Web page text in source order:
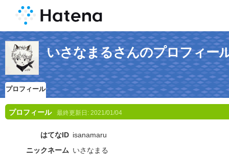
いさなまるさんのプロフィー
プロフィール
プロフィール 最終更新日: 2021/01/04
はてなID isanamaru
ニックネーム いさなまる